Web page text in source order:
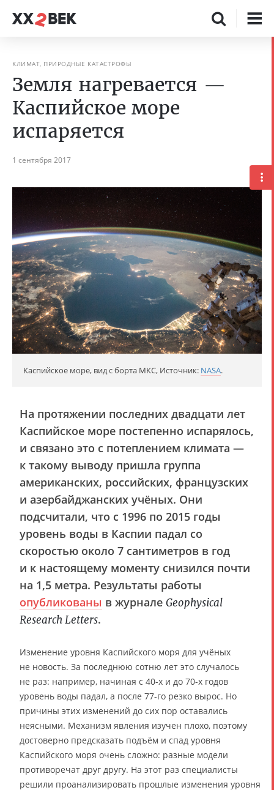
КЛИМАТ, ПРИРОДНЫЕ КАТАСТРОФЫ
Земля нагревается —
Каспийское море
испаряется
1 сентября 2017
Каспийское море, вид с борта МКС, Источник: NASA.
На протяжении последних двадцати лет
Каспийское море постепенно испарялось,
и связано это с потеплением климата —
к такому выводу пришла группа
американских, российских, французских
и азербайджанских учёных. Они
подсчитали, что с 1996 по 2015 годы
уровень воды в Каспии падал со
скоростью около 7 сантиметров в год
и к настоящему моменту снизился почти
на 1,5 метра. Результаты работы
опубликованы в журнале Geophysical
Research Letters.
Изменение уровня Каспийского моря для учёных
не новость. За последнюю сотню лет это случалось
не раз: например, начиная с 40-х и до 70-х годов
уровень воды падал, а после 77-го резко вырос. Но
причины этих изменений до сих пор оставались
неясными. Механизм явления изучен плохо, поэтому
достоверно предсказать подъём и спад уровня
Каспийского моря очень сложно: разные модели
противоречат друг другу. На этот раз специалисты
решили проанализировать прошлые изменения уровня